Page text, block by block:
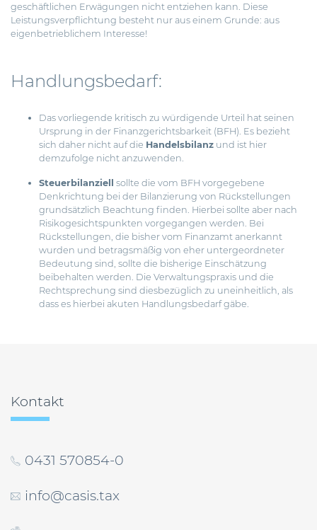
geschäftlichen Erwägungen nicht entziehen kann. Diese
Leistungsverpflichtung besteht nur aus einem Grunde: aus
eigenbetrieblichem Interesse!
Handlungsbedarf:
Das vorliegende kritisch zu würdigende Urteil hat seinen
Ursprung in der Finanzgerichtsbarkeit (BFH). Es bezieht
sich daher nicht auf die Handelsbilanz und ist hier
demzufolge nicht anzuwenden.
Steuerbilanziell sollte die vom BFH vorgegebene
Denkrichtung bei der Bilanzierung von Rückstellungen
grundsätzlich Beachtung finden. Hierbei sollte aber nach
Risikogesichtspunkten vorgegangen werden. Bei
Rückstellungen, die bisher vom Finanzamt anerkannt
wurden und betragsmäßig von eher untergeordneter
Bedeutung sind, sollte die bisherige Einschätzung
beibehalten werden. Die Verwaltungspraxis und die
Rechtsprechung sind diesbezüglich zu uneinheitlich, als
dass es hierbei akuten Handlungsbedarf gäbe.
Kontakt
0431 570854-0
info@casis.tax